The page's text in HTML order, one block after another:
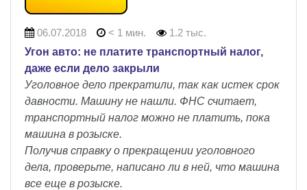
06.07.2018 < 1 мин.
1.2 тыс.
Угон авто: не платите транспортный налог,
даже если дело закрыли
Уголовное дело прекратили, так как истек срок
давности. Машину не нашли. ФНС считает,
транспортный налог можно не платить, пока
машина в розыске.
Получив справку о прекращении уголовного
дела, проверьте, написано ли в ней, что машина
все еще в розыске.